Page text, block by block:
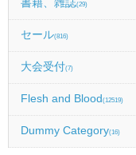
(29)
セール(816)
大会受付(7)
Flesh and Blood(12519)
Dummy Category(16)